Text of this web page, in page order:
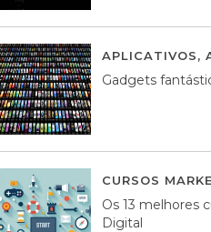
APLICATIVOS,
Gadgets
CURSOS
Os 13 melhores
Digital